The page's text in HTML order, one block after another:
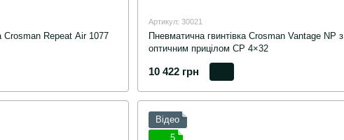
Crosman Repeat Air 1077
Артикул: 30021
Пневматична гвинтівка Crosman Vantage NP з
оптичним прицілом CP 4×32
10 422 грн
Відео
5